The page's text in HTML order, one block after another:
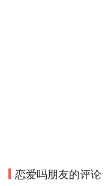
恋爱吗朋友的评论